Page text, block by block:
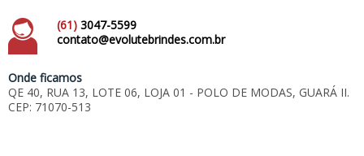
(61) 3047-5599
contato@evolutebrindes.com.br
Onde ficamos
QE 40, RUA 13, LOTE 06, LOJA 01 - POLO DE MODAS, GUARÁ II.
CEP: 71070-513